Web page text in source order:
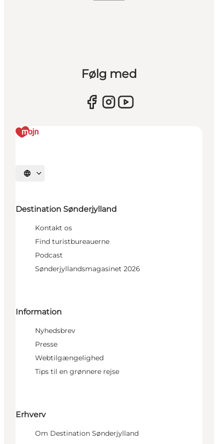
Følg med
Vælg sprog
Destination Sønderjylland
Kontakt os
Find turistbureauerne
Podcast
Sønderjyllandsmagasinet 2026
Information
Nyhedsbrev
Presse
Webtilgængelighed
Tips til en grønnere rejse
Erhverv
Om Destination Sønderjylland